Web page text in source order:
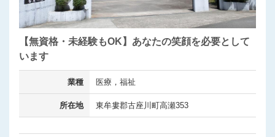
【無資格・未経験もOK】あなたの笑顔を必要として
います
業種 医療，福祉
所在地 東牟婁郡古座川町高瀬353